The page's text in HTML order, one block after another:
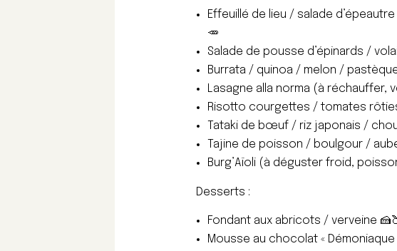
Effeuillé de lieu / salade
🥕
Salade de pousse d’épinards /
Burrata / quinoa / melon /
Lasagne alla norma (à réchauffer,
Risotto courgettes / tomates
Tataki de bœuf / riz japonais /
Tajine de poisson / boulgour /
Burg’Aïoli (à déguster froid,
Desserts :
Fondant aux abricots / verveine
Mousse au chocolat « Démoniaque